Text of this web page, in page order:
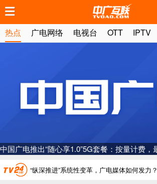
热点 广电网络 电视台 OTT IPTV
“广电方案”纳入国家应急通信一体化保障体系
广电总局对互联网电视自动续费专项治理
中国广电：编制一体化电视技术标准白皮书
一电视频道开播
“纵深推进”系统性变革，广电媒体如何发力？